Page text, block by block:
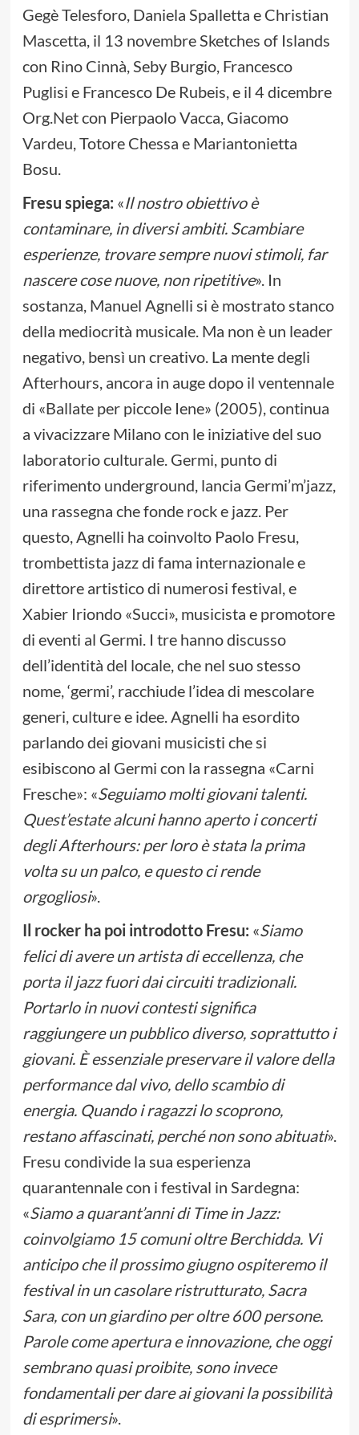
Gegè Telesforo, Daniela Spalletta e Christian
Mascetta, il 13 novembre Sketches of Islands
con Rino Cinnà, Seby Burgio, Francesco
Puglisi e Francesco De Rubeis, e il 4 dicembre
Org.Net con Pierpaolo Vacca, Giacomo
Vardeu, Totore Chessa e Mariantonietta
Bosu.
Fresu spiega: «Il nostro obiettivo è
contaminare, in diversi ambiti. Scambiare
esperienze, trovare sempre nuovi stimoli, far
nascere cose nuove, non ripetitive». In
sostanza, Manuel Agnelli si è mostrato stanco
della mediocrità musicale. Ma non è un leader
negativo, bensì un creativo. La mente degli
Afterhours, ancora in auge dopo il ventennale
di «Ballate per piccole Iene» (2005), continua
a vivacizzare Milano con le iniziative del suo
laboratorio culturale. Germi, punto di
riferimento underground, lancia Germi’m’jazz,
una rassegna che fonde rock e jazz. Per
questo, Agnelli ha coinvolto Paolo Fresu,
trombettista jazz di fama internazionale e
direttore artistico di numerosi festival, e
Xabier Iriondo «Succi», musicista e promotore
di eventi al Germi. I tre hanno discusso
dell’identità del locale, che nel suo stesso
nome, ‘germi’, racchiude l’idea di mescolare
generi, culture e idee. Agnelli ha esordito
parlando dei giovani musicisti che si
esibiscono al Germi con la rassegna «Carni
Fresche»: «Seguiamo molti giovani talenti.
Quest’estate alcuni hanno aperto i concerti
degli Afterhours: per loro è stata la prima
volta su un palco, e questo ci rende
orgogliosi».
Il rocker ha poi introdotto Fresu: «Siamo
felici di avere un artista di eccellenza, che
porta il jazz fuori dai circuiti tradizionali.
Portarlo in nuovi contesti significa
raggiungere un pubblico diverso, soprattutto i
giovani. È essenziale preservare il valore della
performance dal vivo, dello scambio di
energia. Quando i ragazzi lo scoprono,
restano affascinati, perché non sono abituati».
Fresu condivide la sua esperienza
quarantennale con i festival in Sardegna:
«Siamo a quarant’anni di Time in Jazz:
coinvolgiamo 15 comuni oltre Berchidda. Vi
anticipo che il prossimo giugno ospiteremo il
festival in un casolare ristrutturato, Sacra
Sara, con un giardino per oltre 600 persone.
Parole come apertura e innovazione, che oggi
sembrano quasi proibite, sono invece
fondamentali per dare ai giovani la possibilità
di esprimersi».